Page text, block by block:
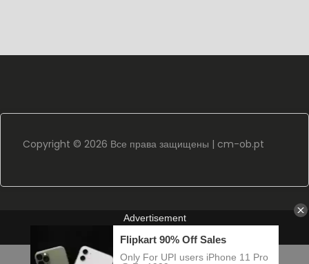
Copyright © 2026 Все права защищены | cm-ob.pt